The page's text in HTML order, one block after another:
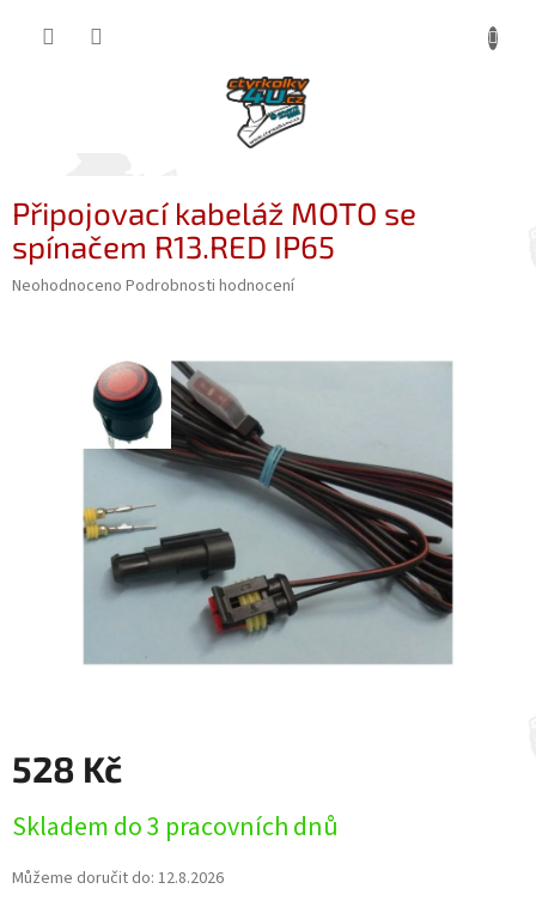
Připojovací kabeláž MOTO se
spínačem R13.RED IP65
Průměrné
hvězdiček.
Neohodnoceno Podrobnosti hodnocení
528 Kč
cena:
Skladem do 3 pracovních dnů
Můžeme doručit do: 12.8.2026